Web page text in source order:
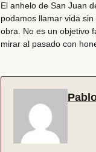
El anhelo de San Juan
podamos llamar vida
obra. No es un objetivo
mirar al pasado con